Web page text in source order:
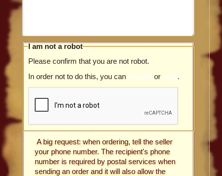
I am not a robot
Please confirm that you are not robot.
In order not to do this, you can register or login.
A big request: when ordering, tell the seller
your phone number. The recipient's phone
number is required by postal services when
sending an order and it will also allow the